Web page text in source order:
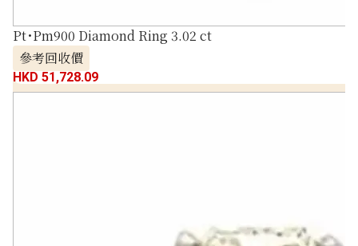
Pt･Pm900 Diamond Ring 3.02 ct
參考回收價
HKD 51,728.09